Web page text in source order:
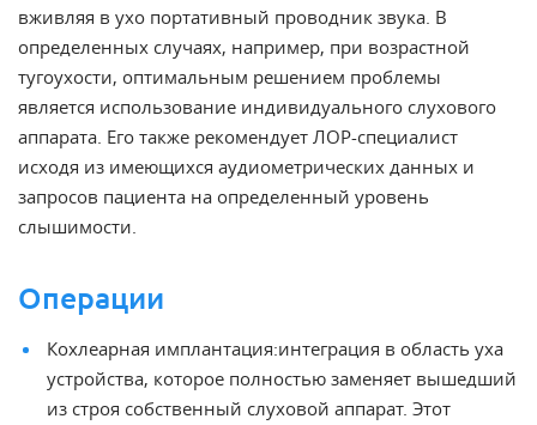
вживляя в ухо портативный проводник звука. В
определенных случаях, например, при возрастной
тугоухости, оптимальным решением проблемы
является использование индивидуального слухового
аппарата. Его также рекомендует ЛОР-специалист
исходя из имеющихся аудиометрических данных и
запросов пациента на определенный уровень
слышимости.
Операции
Кохлеарная имплантация:интеграция в область уха
устройства, которое полностью заменяет вышедший
из строя собственный слуховой аппарат. Этот